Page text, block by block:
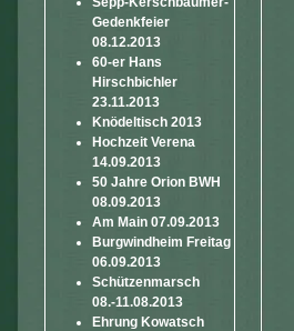
Gedenkfeier
08.12.2013
60-er Hans
Hirschbichler
23.11.2013
Knödeltisch 2013
Hochzeit Verena
14.09.2013
50 Jahre Orion BWH
08.09.2013
Am Main 07.09.2013
Burgwindheim Freitag
06.09.2013
Schützenmarsch
08.-11.08.2013
Ehrung Kowatsch